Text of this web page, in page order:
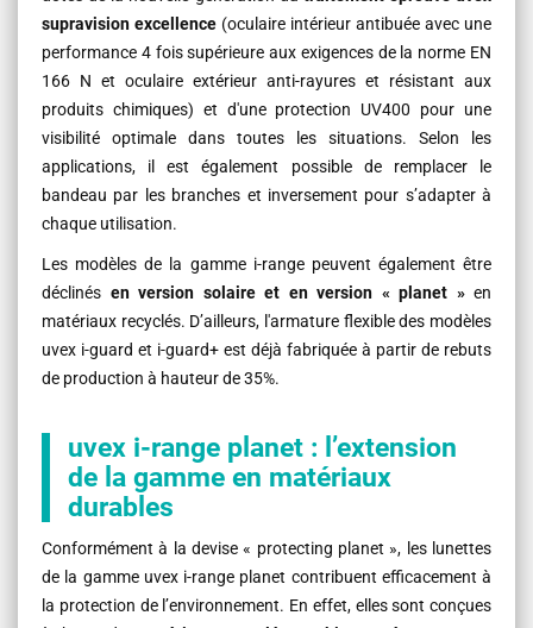
supravision excellence (oculaire intérieur antibuée avec une
performance 4 fois supérieure aux exigences de la norme EN
166 N et oculaire extérieur anti-rayures et résistant aux
produits chimiques) et d'une protection UV400 pour une
visibilité optimale dans toutes les situations. Selon les
applications, il est également possible de remplacer le
bandeau par les branches et inversement pour s’adapter à
chaque utilisation.
Les modèles de la gamme i-range peuvent également être
déclinés en version solaire et en version « planet » en
matériaux recyclés. D’ailleurs, l'armature flexible des modèles
uvex i-guard et i-guard+ est déjà fabriquée à partir de rebuts
de production à hauteur de 35%.
uvex i-range planet : l’extension
de la gamme en matériaux
durables
Conformément à la devise « protecting planet », les lunettes
de la gamme uvex i-range planet contribuent efficacement à
la protection de l’environnement. En effet, elles sont conçues